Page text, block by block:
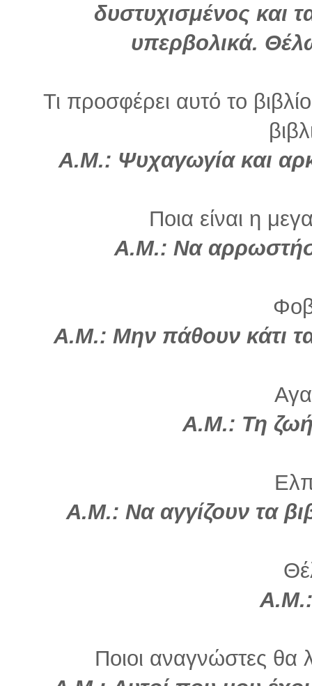
δυστυχισμένος και
υπερβολικά.
Τι προσφέρει αυτό το
Α.Μ.: Ψυχαγωγία και
Ποια είναι η
Α.Μ.: Να
Α.Μ.: Μην πάθουν κάτι
Α.Μ.: Τη ζωή
Α.Μ.: Να αγγίζουν τα
Ποιοι αναγνώστες θα